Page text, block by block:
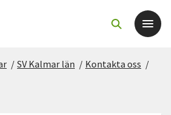
/ SV Kalmar län / Kontakta oss /